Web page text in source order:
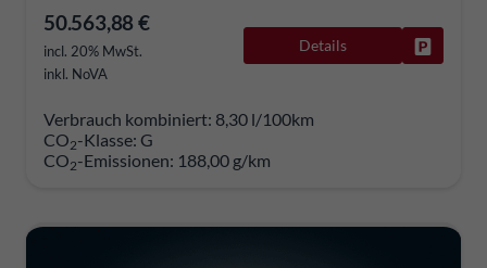
50.563,88 €
incl. 20% MwSt.
inkl. NoVA
Details
Verbrauch kombiniert: 8,30 l/100km
CO2-Klasse: G
CO2-Emissionen: 188,00 g/km